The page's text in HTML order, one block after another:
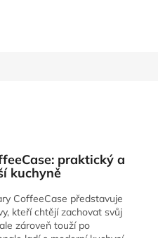
praktický a
kuchyně
CoffeeCase představuje
kteří chtějí zachovat svůj
zároveň touží po